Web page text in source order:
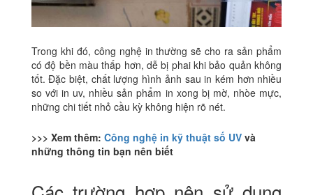
Trong khi đó, công nghệ in thường sẽ cho ra sản phẩm
có độ bền màu thấp hơn, dễ bị phai khi bảo quản không
tốt. Đặc biệt, chất lượng hình ảnh sau in kém hơn nhiều
so với in uv, nhiều sản phẩm in xong bị mờ, nhòe mực,
những chi tiết nhỏ cầu kỳ không hiện rõ nét.
>>> Xem thêm: Công nghệ in kỹ thuật số UVvà
những thông tin bạn nên biết